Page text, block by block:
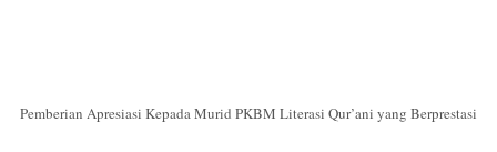
Pemberian Apresiasi Kepada Murid PKBM Literasi Qur’ani yang Berprestasi